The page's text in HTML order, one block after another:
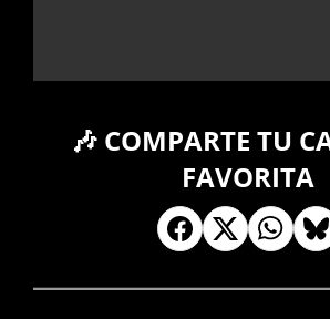
🎶 COMPARTE TU
FAVORITA